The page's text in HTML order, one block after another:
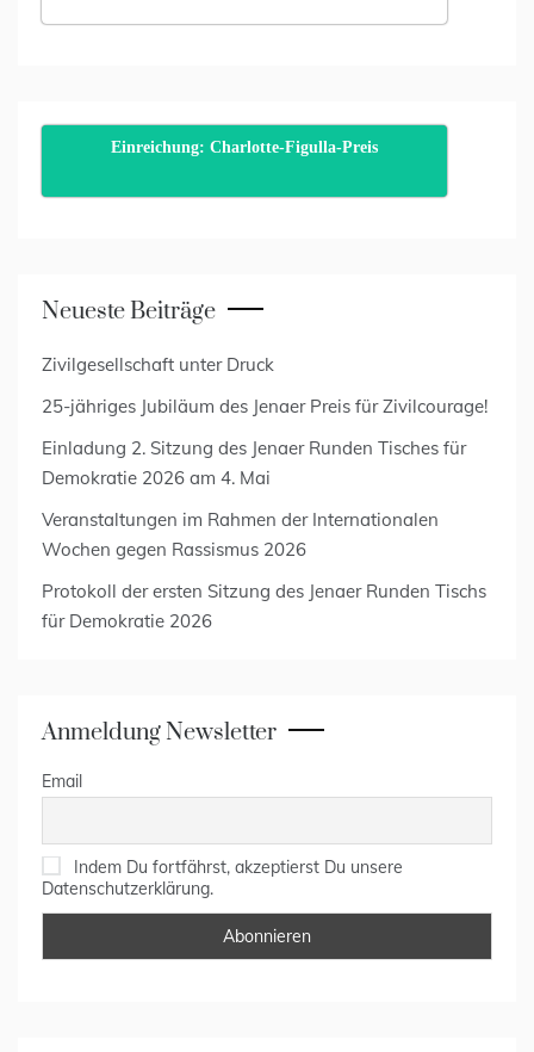
Einreichung: Charlotte-Figulla-Preis
Neueste Beiträge
Zivilgesellschaft unter Druck
25-jähriges Jubiläum des Jenaer Preis für Zivilcourage!
Einladung 2. Sitzung des Jenaer Runden Tisches für
Demokratie 2026 am 4. Mai
Veranstaltungen im Rahmen der Internationalen
Wochen gegen Rassismus 2026
Protokoll der ersten Sitzung des Jenaer Runden Tischs
für Demokratie 2026
Anmeldung Newsletter
Email
Indem Du fortfährst, akzeptierst Du unsere
Datenschutzerklärung.